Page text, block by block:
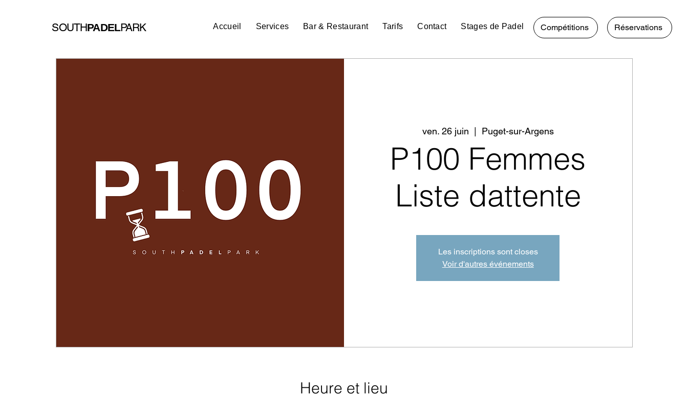
SOUTHPADELPARK Accueil Services Bar & Restaurant Tarifs Contact Stages de Padel Compétitions Réservations
ven. 26 juin Puget-sur-Argens
P100 Femmes
Liste dattente
Les inscriptions sont closes
Voir d'autres événements
Heure et lieu